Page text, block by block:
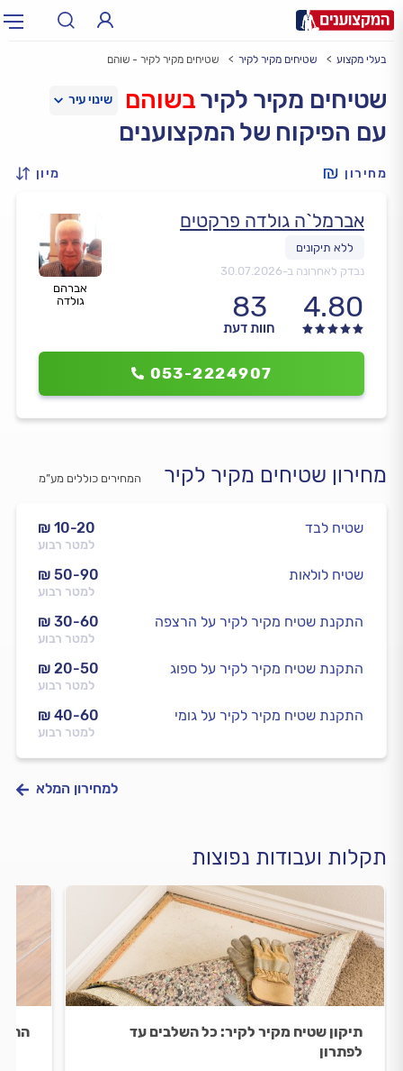
עירעיר: תל אביב, חיפה…
בעלי מקצוע שטיחים מקיר לקיר שטיחים מקיר לקיר - שוהם
שטיחים מקיר לקירבשוהם
עם הפיקוח של המקצוענים
מחירון מיון
אברהם
גולדה
אברמל`ה גולדה פרקטים
נבדק לאחרונה ב-30.07.2026
4.80
83
חוות דעת
053-2224907
מחירון שטיחים מקיר לקיר המחירים כוללים מע”מ
₪ 10-20
למטר רבוע
שטיח לבד
₪ 50-90
למטר רבוע
שטיח לולאות
₪ 30-60
למטר רבוע
התקנת שטיח מקיר לקיר על הרצפה
₪ 20-50
למטר רבוע
התקנת שטיח מקיר לקיר על ספוג
₪ 40-60
למטר רבוע
התקנת שטיח מקיר לקיר על גומי
למחירון המלא
תקלות ועבודות נפוצות
תיקון שטיח מקיר לקיר: כל השלבים עד
לפתרון